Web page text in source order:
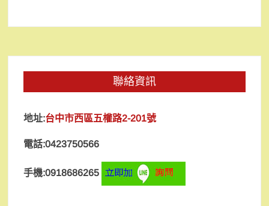
聯絡資訊
地址:台中市西區五權路2-201號
電話:0423750566
手機:0918686265